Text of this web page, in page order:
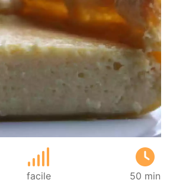
facile 50 min